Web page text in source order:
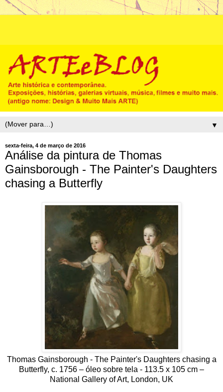
▼
sexta-feira, 4 de março de 2016
Análise da pintura de Thomas
Gainsborough - The Painter's Daughters
chasing a Butterfly
Thomas Gainsborough - The Painter's Daughters chasing a
Butterfly, c. 1756 – óleo sobre tela - 113.5 x 105 cm –
National Gallery of Art, London, UK